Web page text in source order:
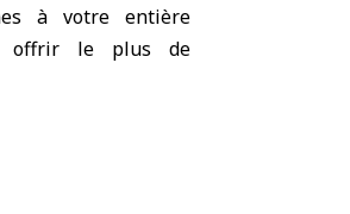
à votre entière
offrir le plus de